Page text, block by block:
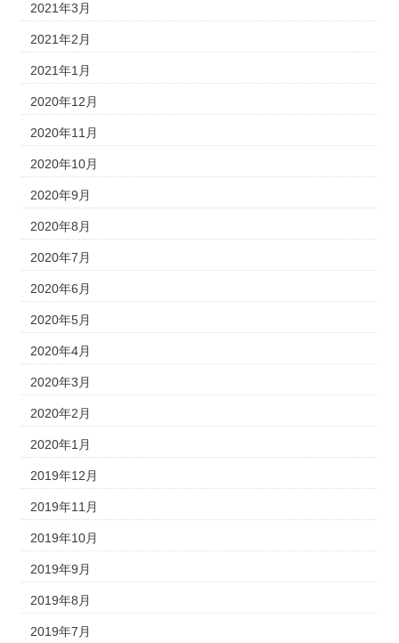
2021年3月
2021年2月
2021年1月
2020年12月
2020年11月
2020年10月
2020年9月
2020年8月
2020年7月
2020年6月
2020年5月
2020年4月
2020年3月
2020年2月
2020年1月
2019年12月
2019年11月
2019年10月
2019年9月
2019年8月
2019年7月